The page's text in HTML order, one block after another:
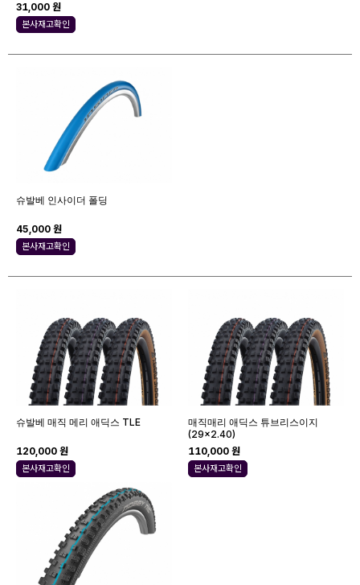
31,000 원
본사재고확인
슈발베 인사이더 폴딩
45,000 원
본사재고확인
슈발베 매직 메리 애딕스 TLE
120,000 원
본사재고확인
매직매리 애딕스 튜브리스이지
(29x2.40)
110,000 원
본사재고확인